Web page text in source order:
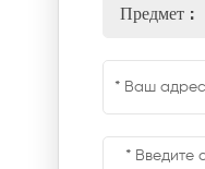
Предмет :